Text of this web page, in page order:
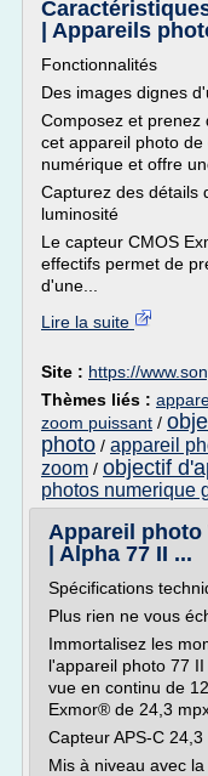
| Appareils
Fonctionnalités
Des images dignes
Composez et prenez
cet appareil photo
numérique et offre
Capturez des détails
luminosité
Le capteur CMOS
effectifs permet de
d'une...
Lire la suite
Site : https://
Thèmes liés :
zoom puissant /
photo / appareil
zoom / objectif
photos numerique
Appareil photo
| Alpha 77 II ...
Spécifications
Plus rien ne vous
Immortalisez les
l'appareil photo 77
vue en continu de
Exmor® de 24,3
Capteur APS-C
Mis à niveau avec